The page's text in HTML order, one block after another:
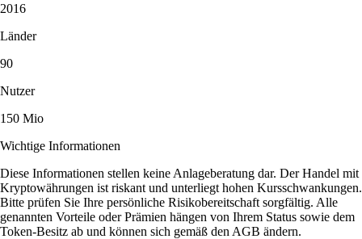
2016
Länder
90
Nutzer
150 Mio
Wichtige Informationen
Diese Informationen stellen keine Anlageberatung dar. Der Handel mit
Kryptowährungen ist riskant und unterliegt hohen Kursschwankungen.
Bitte prüfen Sie Ihre persönliche Risikobereitschaft sorgfältig. Alle
genannten Vorteile oder Prämien hängen von Ihrem Status sowie dem
Token-Besitz ab und können sich gemäß den AGB ändern.